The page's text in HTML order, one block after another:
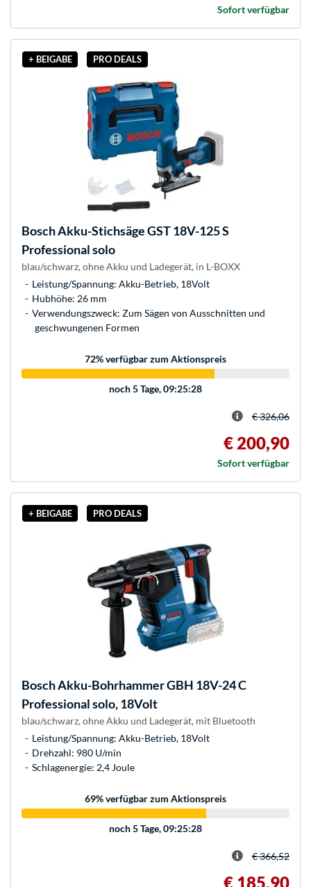
Sofort verfügbar
+ BEIGABE PRO DEALS
BoschAkku-Stichsäge GST 18V-125 S
Professional solo
blau/schwarz, ohne Akku und Ladegerät, in L-BOXX
Leistung/Spannung: Akku-Betrieb, 18Volt
Hubhöhe: 26 mm
Verwendungszweck: Zum Sägen von Ausschnitten und
geschwungenen Formen
72% verfügbar zum Aktionspreis
noch5 Tage, 09:25:28
€ 326,06
€ 200,90
Sofort verfügbar
+ BEIGABE PRO DEALS
BoschAkku-Bohrhammer GBH 18V-24 C
Professional solo, 18Volt
blau/schwarz, ohne Akku und Ladegerät, mit Bluetooth
Leistung/Spannung: Akku-Betrieb, 18Volt
Drehzahl: 980 U/min
Schlagenergie: 2,4 Joule
69% verfügbar zum Aktionspreis
noch5 Tage, 09:25:28
€ 366,52
€ 185,90